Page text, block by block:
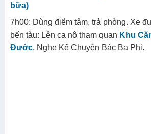
bữa)
7h00: Dùng điểm tâm, trả phòng. Xe
bến tàu: Lên ca nô tham quan Khu
Đước, Nghe Kể Chuyện Bác Ba Phi.